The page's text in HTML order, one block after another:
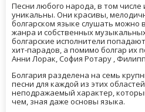
Песни любого народа, в том числе
уникальны. Они красивы,
болгарском языке слушать можно
жанра и собственных
болгарские исполнители
хит-парадов, а помимо болгар их
Анни Лорак, София Ротару ,
Болгария разделена на семь
песни для каждой из этих
неподражаемый характер,
чем, зная даже основы языка.